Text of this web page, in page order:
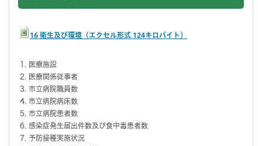
16 衛生及び環境（エクセル形式 124キロバイト）
医療施設
医療関係従事者
市立病院職員数
市立病院病床数
市立病院患者数
感染症発生届出件数及び食中毒患者数
予防接種実施状況